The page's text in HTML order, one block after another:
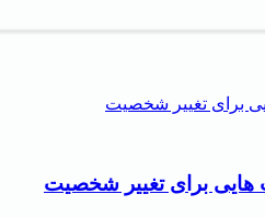
هایی برای تغییر شخصیت